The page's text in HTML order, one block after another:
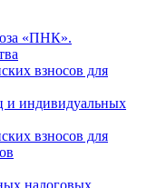
«ПНК».
взносов для
и индивидуальных
взносов для
налоговых